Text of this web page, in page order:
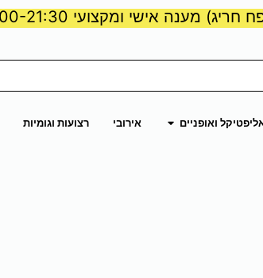
מענה אישי ומקצועי 9:00-21:30 / טלפון:
ואופניים פתח אליפטיקל ואופניים
אירובי רצועות וגומיות